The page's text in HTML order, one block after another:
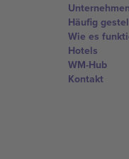
Häufig
Wie es
Hotels
WM-Hub
Kontakt